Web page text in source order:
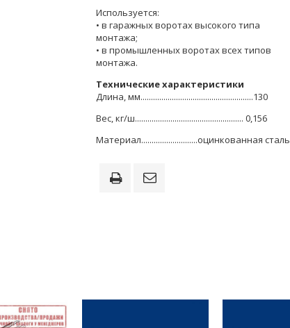
Используется:
• в гаражных воротах высокого типа
монтажа;
• в промышленных воротах всех типов
монтажа.
Технические характеристики
Длина, мм......................................................130
Вес, кг/ш.................................................... 0,156
Материал...........................оцинкованная сталь